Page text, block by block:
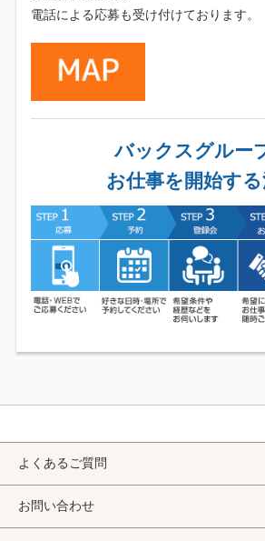
電話による応募も受け付けております。
バックスグルー
お仕事を開始す
よくあるご質問
お問い合わせ